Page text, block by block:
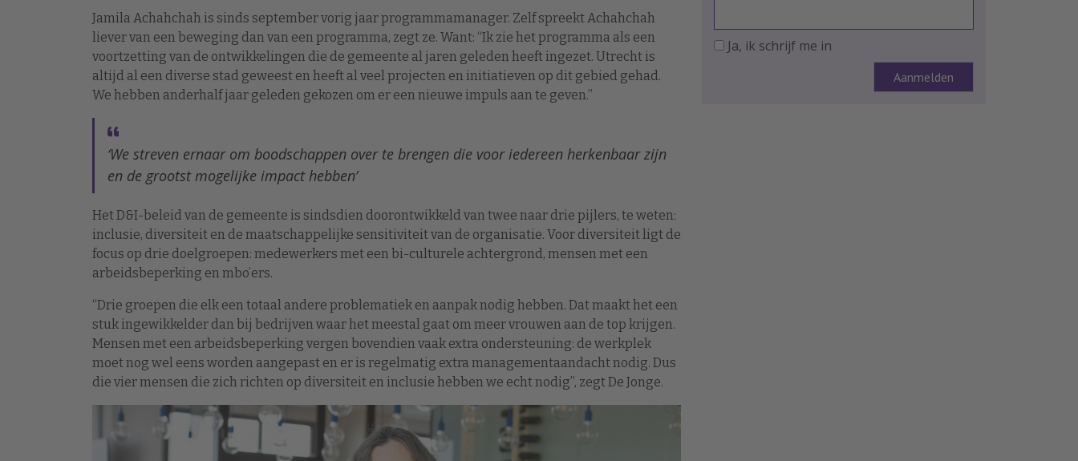
Jamila Achahchah is sinds september vorig jaar programmamanager. Zelf spreekt Achahchah
liever van een beweging dan van een programma, zegt ze. Want: “Ik zie het programma als een
voortzetting van de ontwikkelingen die de gemeente al jaren geleden heeft ingezet. Utrecht is
altijd al een diverse stad geweest en heeft al veel projecten en initiatieven op dit gebied gehad.
We hebben anderhalf jaar geleden gekozen om er een nieuwe impuls aan te geven.”
‘We streven ernaar om boodschappen over te brengen die voor iedereen herkenbaar zijn
en de grootst mogelijke impact hebben’
Het D&I-beleid van de gemeente is sindsdien doorontwikkeld van twee naar drie pijlers, te weten:
inclusie, diversiteit en de maatschappelijke sensitiviteit van de organisatie. Voor diversiteit ligt de
focus op drie doelgroepen: medewerkers met een bi-culturele achtergrond, mensen met een
arbeidsbeperking en mbo’ers.
“Drie groepen die elk een totaal andere problematiek en aanpak nodig hebben. Dat maakt het een
stuk ingewikkelder dan bij bedrijven waar het meestal gaat om meer vrouwen aan de top krijgen.
Mensen met een arbeidsbeperking vergen bovendien vaak extra ondersteuning: de werkplek
moet nog wel eens worden aangepast en er is regelmatig extra managementaandacht nodig. Dus
die vier mensen die zich richten op diversiteit en inclusie hebben we echt nodig”, zegt De Jonge.
Ja, ik schrijf me in